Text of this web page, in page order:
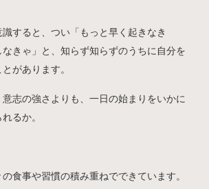
すると、つい「もっと早く起きなき
きゃ」と、知らず知らずのうちに自分を
があります。
志の強さよりも、一日の始まりをいかに
るか。
食事や習慣の積み重ねでできています。